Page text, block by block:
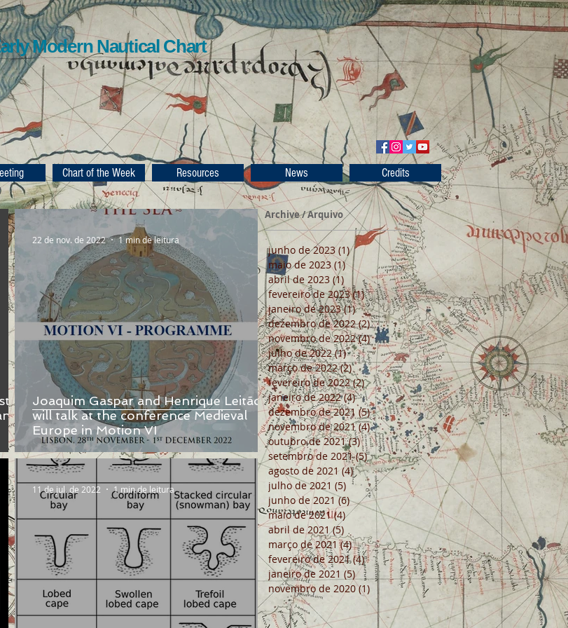
Modern Nautical Chart
Chart of the Week Resources News Credits
Joaquim Gaspar and Henrique Leitão
will talk at the conference Medieval
Europe in Motion VI
22 de nov. de 2022 1 min de leitura
11 de jul. de 2022 1 min de leitura
Archive / Arquivo
junho de 2023 (1)1 post
maio de 2023 (1)1 post
abril de 2023 (1) 1 post
fevereiro de 2023 (1)1 post
janeiro de 2023 (1)1 post
dezembro de 2022 (2)2 posts
novembro de 2022 (4)4 posts
julho de 2022 (1)1 post
março de 2022 (2)2 posts
fevereiro de 2022 (2)2 posts
janeiro de 2022 (4)4 posts
dezembro de 2021 (5)5 posts
novembro de 2021 (4)4 posts
outubro de 2021 (3)3 posts
setembro de 2021 (5)5 posts
agosto de 2021 (4)4 posts
julho de 2021 (5) 5 posts
junho de 2021 (6)6 posts
maio de 2021 (4)4 posts
abril de 2021 (5) 5 posts
março de 2021 (4)4 posts
fevereiro de 2021 (4)4 posts
janeiro de 2021 (5)5 posts
novembro de 2020 (1) 1 post